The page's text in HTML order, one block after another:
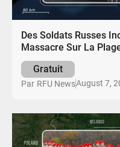
Des Soldats Russes
Massacre Sur La
Gratuit
Par RFU NewsAugust 7,